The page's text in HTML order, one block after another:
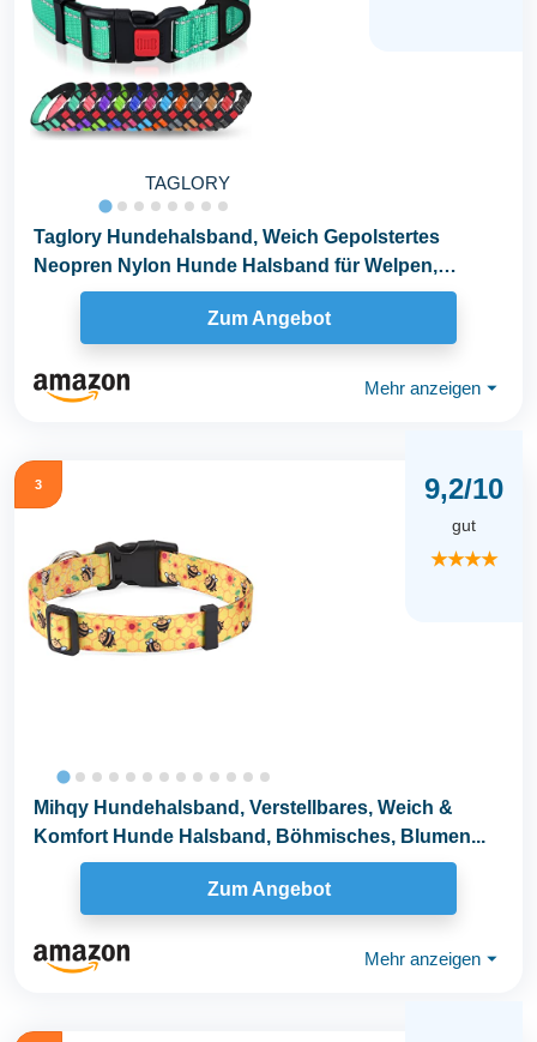
TAGLORY
Taglory Hundehalsband, Weich Gepolstertes
Neopren Nylon Hunde Halsband für Welpen,
Verstellbare und...
Zum Angebot
Mehr anzeigen ⏷
3 9,2/10
gut
★★★★
Mihqy Hundehalsband, Verstellbares, Weich &
Komfort Hunde Halsband, Böhmisches, Blumen...
Zum Angebot
Mehr anzeigen ⏷